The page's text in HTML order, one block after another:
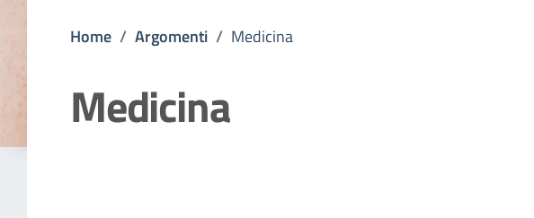
Home / Argomenti / Medicina
Medicina